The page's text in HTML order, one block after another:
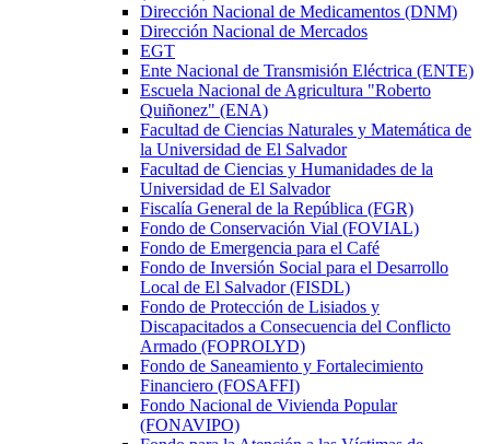
Dirección Nacional de Medicamentos (DNM)
Dirección Nacional de Mercados
EGT
Ente Nacional de Transmisión Eléctrica (ENTE)
Escuela Nacional de Agricultura "Roberto
Quiñonez" (ENA)
Facultad de Ciencias Naturales y Matemática de
la Universidad de El Salvador
Facultad de Ciencias y Humanidades de la
Universidad de El Salvador
Fiscalía General de la República (FGR)
Fondo de Conservación Vial (FOVIAL)
Fondo de Emergencia para el Café
Fondo de Inversión Social para el Desarrollo
Local de El Salvador (FISDL)
Fondo de Protección de Lisiados y
Discapacitados a Consecuencia del Conflicto
Armado (FOPROLYD)
Fondo de Saneamiento y Fortalecimiento
Financiero (FOSAFFI)
Fondo Nacional de Vivienda Popular
(FONAVIPO)